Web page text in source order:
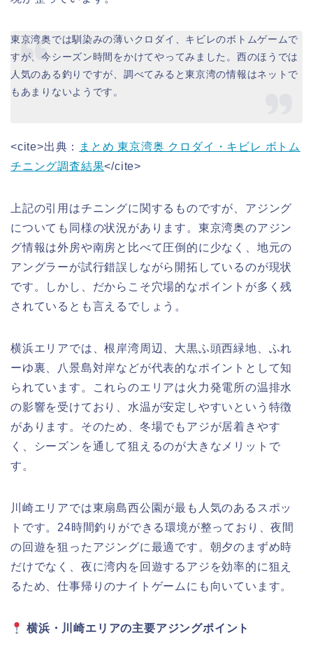
東京湾奥では馴染みの薄いクロダイ、キビレのボトムゲームで
すが、今シーズン時間をかけてやってみました。西のほうでは
人気のある釣りですが、調べてみると東京湾の情報はネットで
もあまりないようです。
<cite>出典：
まとめ 東京湾奥 クロダイ・キビレ ボトム
チニング調査結果</cite>
上記の引用はチニングに関するものですが、アジング
についても同様の状況があります。東京湾奥のアジン
グ情報は外房や南房と比べて圧倒的に少なく、地元の
アングラーが試行錯誤しながら開拓しているのが現状
です。しかし、だからこそ穴場的なポイントが多く残
されているとも言えるでしょう。
横浜エリアでは、根岸湾周辺、大黒ふ頭西緑地、ふれ
ーゆ裏、八景島対岸などが代表的なポイントとして知
られています。これらのエリアは火力発電所の温排水
の影響を受けており、水温が安定しやすいという特徴
があります。そのため、冬場でもアジが居着きやす
く、シーズンを通して狙えるのが大きなメリットで
す。
川崎エリアでは東扇島西公園が最も人気のあるスポッ
トです。24時間釣りができる環境が整っており、夜間
の回遊を狙ったアジングに最適です。朝夕のまずめ時
だけでなく、夜に湾内を回遊するアジを効率的に狙え
るため、仕事帰りのナイトゲームにも向いています。
横浜・川崎エリアの主要アジングポイント